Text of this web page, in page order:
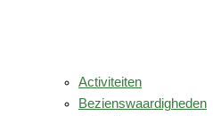
Activiteiten
Bezienswaardigheden